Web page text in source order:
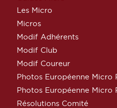
Les Micro
Micros
Modif Adhérents
Modif Club
Modif Coureur
Photos Européenne Micro
Photos Européenne Micro
Résolutions Comité